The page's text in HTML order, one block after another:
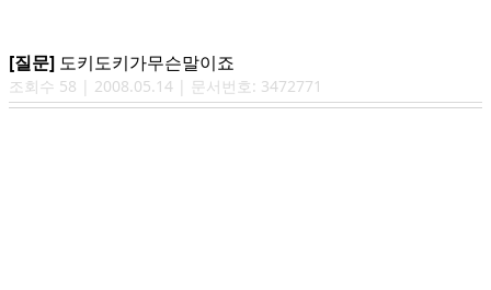
[질문] 도키도키가무슨말이죠
조회수 58 | 2008.05.14 | 문서번호: 3472771